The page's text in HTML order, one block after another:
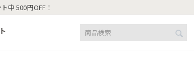
中 500円OFF！